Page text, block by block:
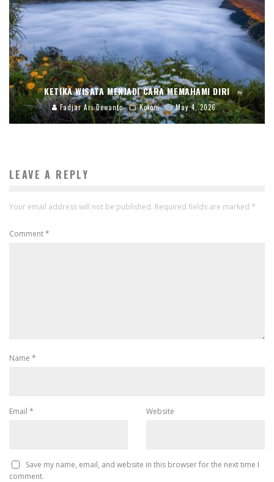
KETIKA WISATA MENJADI CARA MEMAHAMI DIRI
Fadjar Ari Dewanto Kolom May 4, 2026
LEAVE A REPLY
Your email address will not be published. Required fields are marked *
Comment*
Name *
Email * Website
Save my name, email, and website in this browser for the next time I
comment.